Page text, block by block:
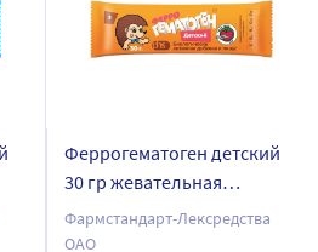
Феррогематоген детский
30 гр жевательная
пастилка
Фармстандарт-Лексредства
ОАО